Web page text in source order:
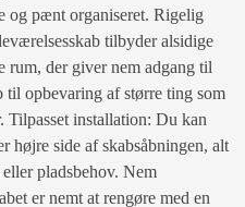
og pænt organiseret. Rigelig
tilbyder alsidige
rum, der giver nem adgang til
opbevaring af større ting som
installation: Du kan
højre side af skabsåbningen, alt
pladsbehov. Nem
er nemt at rengøre med en